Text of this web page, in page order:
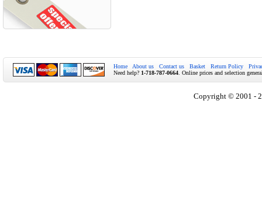
Home About us Contact us Basket Return Policy
Need help? 1-718-787-0664 . Online prices and selection
Copyright © 2001 -